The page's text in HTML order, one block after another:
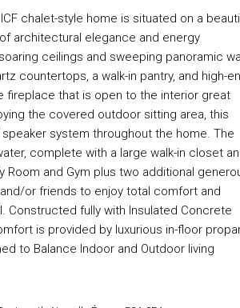
chalet-style home is situated on a
architectural elegance and energy
ceilings and sweeping panoramic
countertops, a walk-in pantry, and high-
fireplace that is open to the interior great
the covered outdoor sitting area, this
system throughout the home. The
complete with a large walk-in closet
Room and Gym plus two additional
or friends to enjoy total comfort and
Constructed fully with Insulated Concrete
is provided by luxurious in-floor
to Balance Indoor and Outdoor living